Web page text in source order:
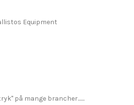
Equipment
på mange brancher.......